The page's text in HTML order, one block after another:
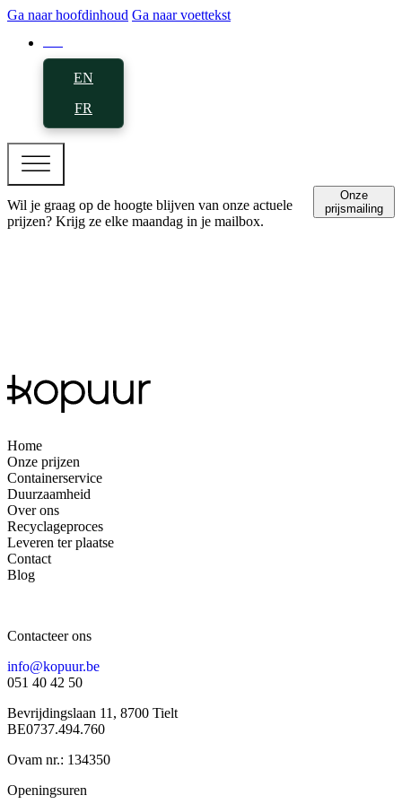
Ga naar hoofdinhoud Ga naar voettekst
EN
FR
Wil je graag op de hoogte blijven van onze actuele
prijzen? Krijg ze elke maandag in je mailbox.
Onze
prijsmailing
Home
Onze prijzen
Containerservice
Duurzaamheid
Over ons
Recyclageproces
Leveren ter plaatse
Contact
Blog
Contacteer ons
info@kopuur.be
051 40 42 50
Bevrijdingslaan 11, 8700 Tielt
BE0737.494.760
Ovam nr.: 134350
Openingsuren